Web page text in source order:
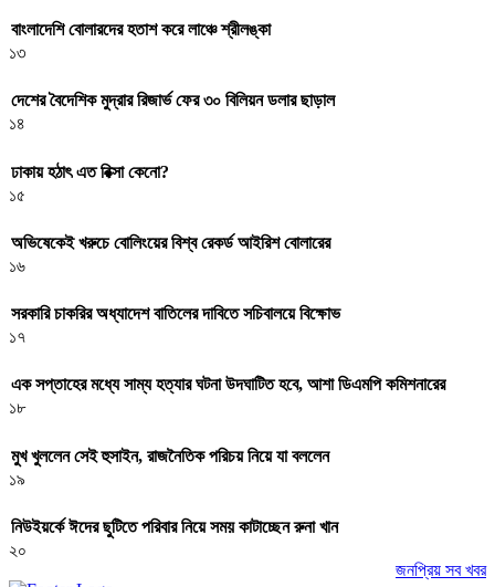
বাংলাদেশি বোলারদের হতাশ করে লাঞ্চে শ্রীলঙ্কা
১৩
দেশের বৈদেশিক মুদ্রার রিজার্ভ ফের ৩০ বিলিয়ন ডলার ছাড়াল
১৪
ঢাকায় হঠাৎ এত রিক্সা কেনো?
১৫
অভিষেকেই খরুচে বোলিংয়ের বিশ্ব রেকর্ড আইরিশ বোলারের
১৬
সরকারি চাকরির অধ্যাদেশ বাতিলের দাবিতে সচিবালয়ে বিক্ষোভ
১৭
এক সপ্তাহের মধ্যে সাম্য হত্যার ঘটনা উদঘাটিত হবে, আশা ডিএমপি কমিশনারের
১৮
মুখ খুললেন সেই হুসাইন, রাজনৈতিক পরিচয় নিয়ে যা বললেন
১৯
নিউইয়র্কে ঈদের ছুটিতে পরিবার নিয়ে সময় কাটাচ্ছেন রুনা খান
২০
জনপ্রিয় সব খবর